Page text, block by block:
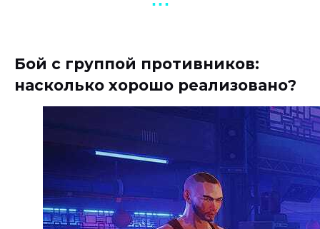
▪︎ ▪︎ ▪︎
Бой с группой противников:
насколько хорошо реализовано?